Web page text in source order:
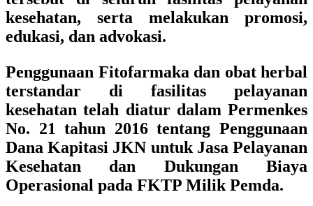
kesehatan, serta melakukan promosi,
edukasi, dan advokasi.
Penggunaan Fitofarmaka dan obat herbal
terstandar di fasilitas pelayanan
kesehatan telah diatur dalam Permenkes
No. 21 tahun 2016 tentang Penggunaan
Dana Kapitasi JKN untuk Jasa Pelayanan
Kesehatan dan Dukungan Biaya
Operasional pada FKTP Milik Pemda.